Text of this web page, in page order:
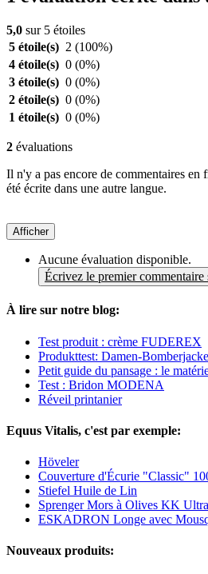
5,0 sur 5 étoiles
5 étoile(s) 2 (100%)
4 étoile(s) 0 (0%)
3 étoile(s) 0 (0%)
2 étoile(s) 0 (0%)
1 étoile(s) 0 (0%)
2 évaluations
Il n'y a pas encore de commentaires en
été écrite dans une autre langue.
Afficher
Aucune évaluation disponible.
Écrivez le premier commentaire
À lire sur notre blog:
Test produit : crème FUDEREX
Produkttest: Damen-Bomberjacke
Petit guide du pansage : le
Test : Bridon MODENA
Réveil printanier
Equus Vitalis, c'est par exemple:
Höveler
Couverture d'Écurie "Classic"
Stiefel Huile de Lin
Sprenger Mors à Olives KK
ESKADRON Longe avec
Nouveaux produits: